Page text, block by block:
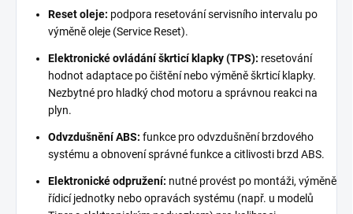
Reset oleje: podpora resetování servisního intervalu po
výměně oleje (Service Reset).
Elektronické ovládání škrticí klapky (TPS): resetování
hodnot adaptace po čištění nebo výměně škrticí klapky.
Nezbytné pro hladký chod motoru a správnou reakci na
plyn.
Odvzdušnění ABS: funkce pro odvzdušnění brzdového
systému a obnovení správné funkce a citlivosti brzd ABS.
Elektronické odpružení: nutné provést po montáži, výměně
řídicí jednotky nebo opravách systému (např. u modelů